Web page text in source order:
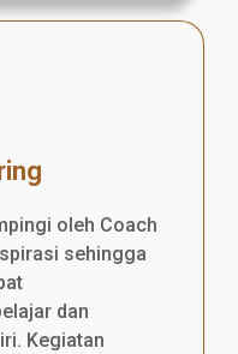
oleh Coach
sehingga
dan
Kegiatan